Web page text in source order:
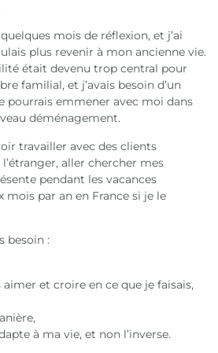
mois de réflexion, et j’ai
plus revenir à mon ancienne vie.
était devenu trop central pour
familial, et j’avais besoin d’un
pourrais emmener avec moi dans
déménagement.
travailler avec des clients
aller chercher mes
pendant les vacances
mois par an en France si je le
besoin :
aimer et croire en ce que je faisais,
à ma vie, et non l’inverse.